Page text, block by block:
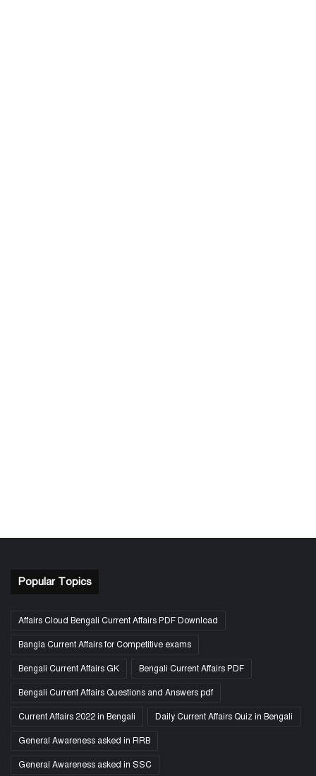
Popular Topics
Affairs Cloud Bengali Current Affairs PDF Download
Bangla Current Affairs for Competitive exams
Bengali Current Affairs GK Bengali Current Affairs PDF
Bengali Current Affairs Questions and Answers pdf
Current Affairs 2022 in Bengali Daily Current Affairs Quiz in Bengali
General Awareness asked in RRB
General Awareness asked in SSC